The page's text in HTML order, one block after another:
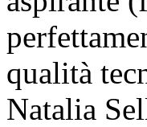
qualità
Natalia